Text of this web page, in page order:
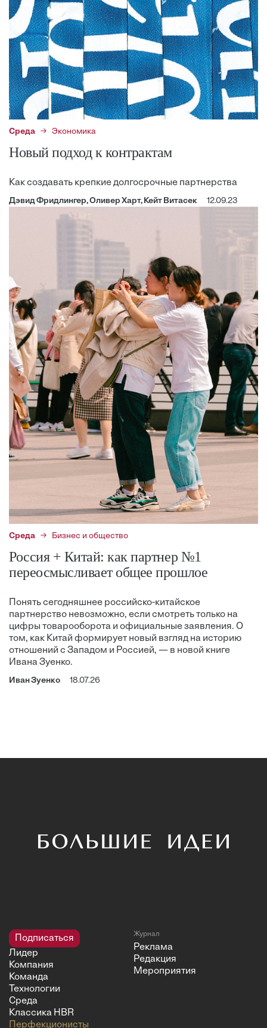
Среда Экономика
Новый подход к контрактам
Как создавать крепкие долгосрочные партнерства
Дэвид Фридлингер, Оливер Харт, Кейт Витасек 12.09.23
Среда Бизнес и общество
Россия + Китай: как партнер №1
переосмысливает общее прошлое
Понять сегодняшнее российско-китайское
партнерство невозможно, если смотреть только на
цифры товарооборота и официальные заявления. О
том, как Китай формирует новый взгляд на историю
отношений с Западом и Россией, — в новой книге
Ивана Зуенко.
Иван Зуенко 18.07.26
Подписаться
Лидер
Компания
Команда
Технологии
Среда
Классика HBR
Перфекционисты
Журнал
Реклама
Редакция
Мероприятия